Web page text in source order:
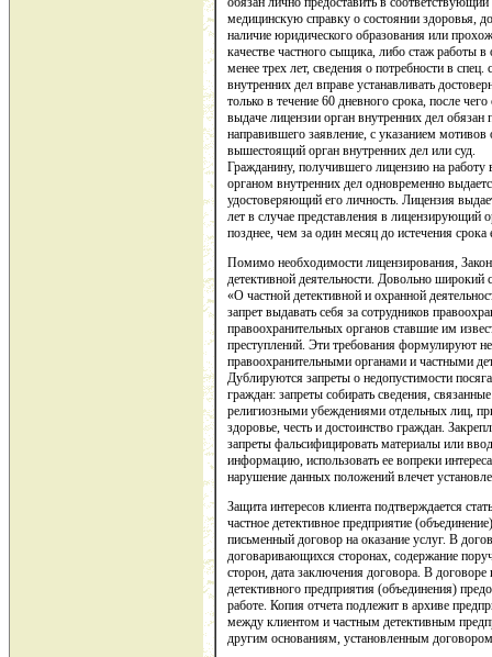
медицинскую справку о состоянии здоровья,
наличие юридического образования или
качестве частного сыщика, либо стаж работы
менее трех лет, сведения о потребности в
внутренних дел вправе устанавливать
только в течение 60 дневного срока, после
выдаче лицензии орган внутренних дел
направившего заявление, с указанием
вышестоящий орган внутренних дел или суд.
Гражданину, получившего лицензию на работу
органом внутренних дел одновременно
удостоверяющий его личность. Лицензия
лет в случае представления в лицензирующий
позднее, чем за один месяц до истечения срока
Помимо необходимости лицензирования,
детективной деятельности. Довольно
«О частной детективной и охранной
запрет выдавать себя за сотрудников
правоохранительных органов ставшие им
преступлений. Эти требования формулируют
правоохранительными органами и частными
Дублируются запреты о недопустимости
граждан: запреты собирать сведения,
религиозными убеждениями отдельных лиц,
здоровье, честь и достоинство граждан.
запреты фальсифицировать материалы или
информацию, использовать ее вопреки
нарушение данных положений влечет
Защита интересов клиента подтверждается
частное детективное предприятие
письменный договор на оказание услуг. В
договаривающихся сторонах, содержание
сторон, дата заключения договора. В договоре
детективного предприятия (объединения)
работе. Копия отчета подлежит в архиве
между клиентом и частным детективным
другим основаниям, установленным